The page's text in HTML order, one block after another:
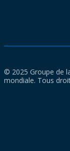
© 2025 Groupe de
mondiale. Tous